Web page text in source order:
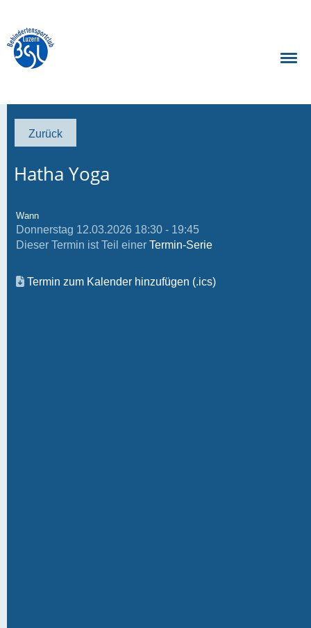
Zurück
Hatha Yoga
Wann
Donnerstag 12.03.2026 18:30 - 19:45
Dieser Termin ist Teil einer Termin-Serie
Termin zum Kalender hinzufügen (.ics)